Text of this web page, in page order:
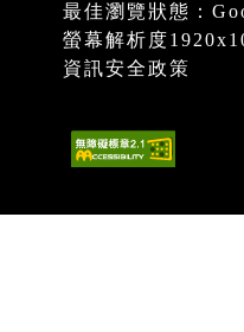
最佳瀏覽狀態：
螢幕解析度
資訊安全政策